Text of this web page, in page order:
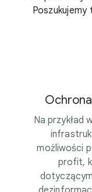
Na przykład
możliwości
profit,